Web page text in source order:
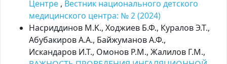
Центре , Вестник национального детского
медицинского центра: № 2 (2024)
Насриддинов М.K., Ходжиев Б.Ф., Куралов Э.Т.,
Абубакиров А.А., Байжуманов А.Ф.,
Искандаров И.Т., Омонов Р.М., Жалилов Г.М.,